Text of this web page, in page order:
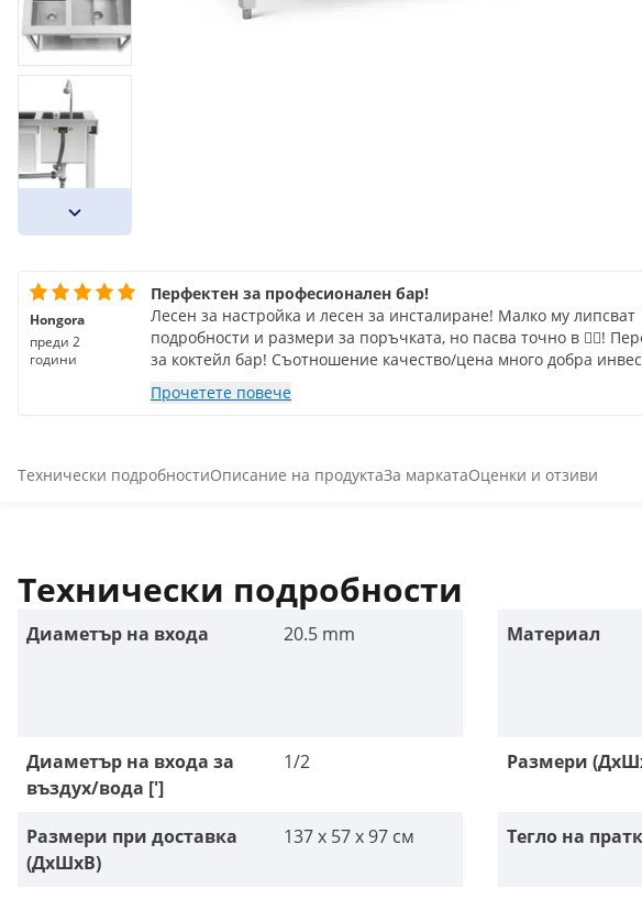
Hongora
преди 2
години
Перфектен за професионален бар!
Лесен за настройка и лесен за инсталиране! Малко му липсват
подробности и размери за поръчката, но пасва точно в 😮‍💨!
за коктейл бар! Съотношение качество/цена много добра
Прочетете повече
Технически подробностиОписание на продуктаЗа маркатаОценки и отзиви
Технически подробности
Диаметър на входа 20.5 mm Материал
Диаметър на входа за
въздух/вода [']
1/2 Размери
Размери при доставка
(ДxШxВ)
137 x 57 x 97 см Тегло на